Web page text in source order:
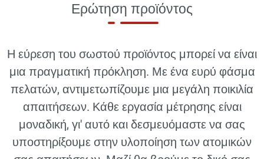
Ερώτηση προϊόντος
Η εύρεση του σωστού προϊόντος μπορεί να είναι
μια πραγματική πρόκληση. Με ένα ευρύ φάσμα
πελατών, αντιμετωπίζουμε μια μεγάλη ποικιλία
απαιτήσεων. Κάθε εργασία μέτρησης είναι
μοναδική, γι' αυτό και δεσμευόμαστε να σας
υποστηρίξουμε στην υλοποίηση των ατομικών